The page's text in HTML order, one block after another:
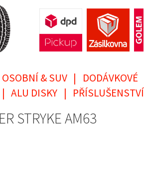
OSOBNÍ & SUV | DODÁVKOVÉ
| ALU DISKY | PŘÍSLUŠENSTVÍ
STRYKE AM63